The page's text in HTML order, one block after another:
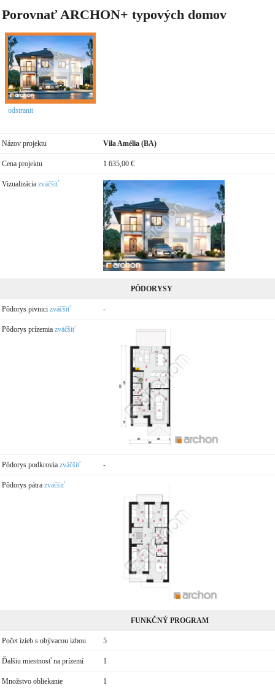
Porovnať ARCHON+ typových domov
odstranit
Názov projektu Vila Amélia (BA)
Cena projektu 1 635,00 €
Vizualizácia zväčšiť
PÔDORYSY
Pôdorys pivnici zväčšiť -
Pôdorys prízemia zväčšiť
Pôdorys podkrovia zväčšiť -
Pôdorys pátra zväčšiť
FUNKČNÝ PROGRAM
Počet izieb s obývacou izbou 5
Ďalšiu miestnosť na prízemí 1
Množstvo obliekanie 1